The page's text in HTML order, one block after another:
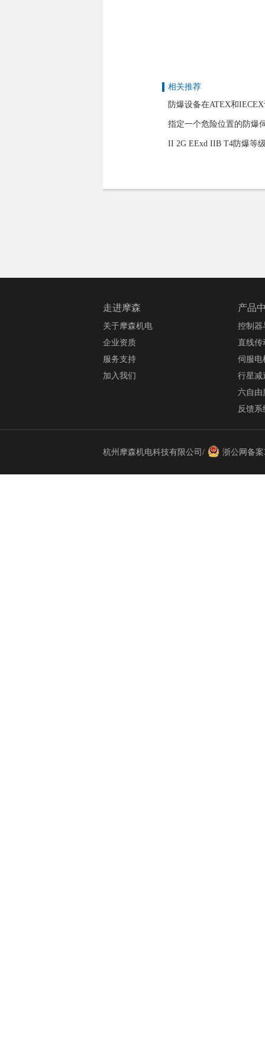
相关推荐
防爆设备在ATEX和
指定一个危险位置的防爆
II 2G EExd IIB T4防爆等
走进摩森
关于摩森机电
企业资质
服务支持
加入我们
产品
控制器
直线传
伺服电
行星减
六自由
反馈系
杭州摩森机电科技有限公司/ 浙公网备案